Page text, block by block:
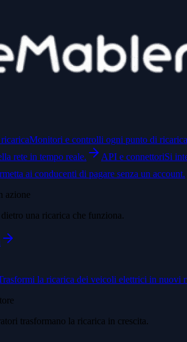
Monitori e controlli ogni punto di
rete in tempo reale. API e connettoriSi
ai conducenti di pagare senza un account.
azione
una ricarica che funziona.
la ricarica dei veicoli elettrici in nuovi
trasformano la ricarica in crescita.